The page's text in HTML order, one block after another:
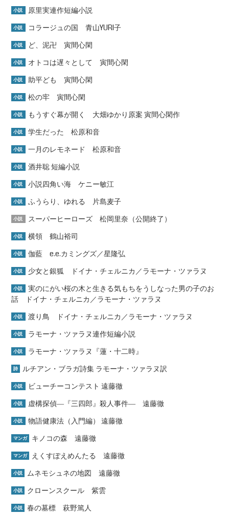
小説 原里実連作短編小説
小説 コラージュの国 青山YURI子
小説 ど、泥卍 寅間心閑
小説 オトコは遅々として 寅間心閑
小説 助平ども 寅間心閑
小説 松の牢 寅間心閑
小説 もうすぐ幕が開く 大畑ゆかり原案 寅間心閑作
小説 学生だった 松原和音
小説 一月のレモネード 松原和音
小説 酒井聡 短編小説
小説 小説四角い海 ケニー敏江
小説 ふうらり、ゆれる 片島麦子
小説 スーパーヒーローズ 松岡里奈（公開終了）
小説 横領 鶴山裕司
小説 伽藍 e.e.カミングズ／星隆弘
小説 少女と銀狐 ドイナ・チェルニカ／ラモーナ・ツァラヌ
小説
実のにがい桜の木と生きる気もちをうしなった男の子のお
話 ドイナ・チェルニカ／ラモーナ・ツァラヌ
小説 渡り鳥 ドイナ・チェルニカ／ラモーナ・ツァラヌ
小説 ラモーナ・ツァラヌ連作短編小説
小説 ラモーナ・ツァラヌ『蓮・十二時』
詩 ルチアン・ブラガ詩集 ラモーナ・ツァラヌ訳
小説 ビューチーコンテスト 遠藤徹
小説 虚構探偵―『三四郎』殺人事件― 遠藤徹
小説 物語健康法（入門編） 遠藤徹
マンガ キノコの森 遠藤徹
マンガ えくすぽえめんたる 遠藤徹
小説 ムネモシュネの地図 遠藤徹
小説 クローンスクール 紫雲
小説 春の墓標 萩野篤人